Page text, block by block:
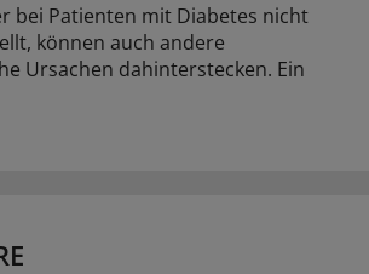
bei Patienten mit Diabetes nicht
können auch andere
Ursachen dahinterstecken. Ein